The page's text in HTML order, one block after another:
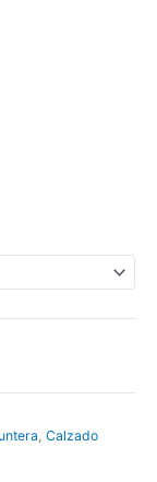
Calzado